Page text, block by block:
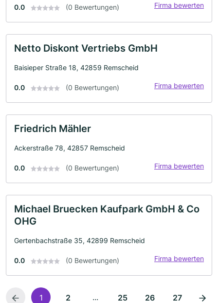
0.0 (0 Bewertungen) Firma bewerten
Netto Diskont Vertriebs GmbH
Baisieper Straße 18, 42859 Remscheid
0.0 (0 Bewertungen) Firma bewerten
Friedrich Mähler
Ackerstraße 78, 42857 Remscheid
0.0 (0 Bewertungen) Firma bewerten
Michael Bruecken Kaufpark GmbH & Co
OHG
Gertenbachstraße 35, 42899 Remscheid
0.0 (0 Bewertungen) Firma bewerten
1 2 ... 25 26 27